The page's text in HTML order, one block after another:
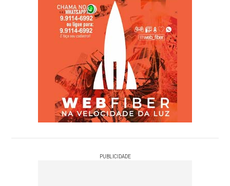
PUBLICIDADE